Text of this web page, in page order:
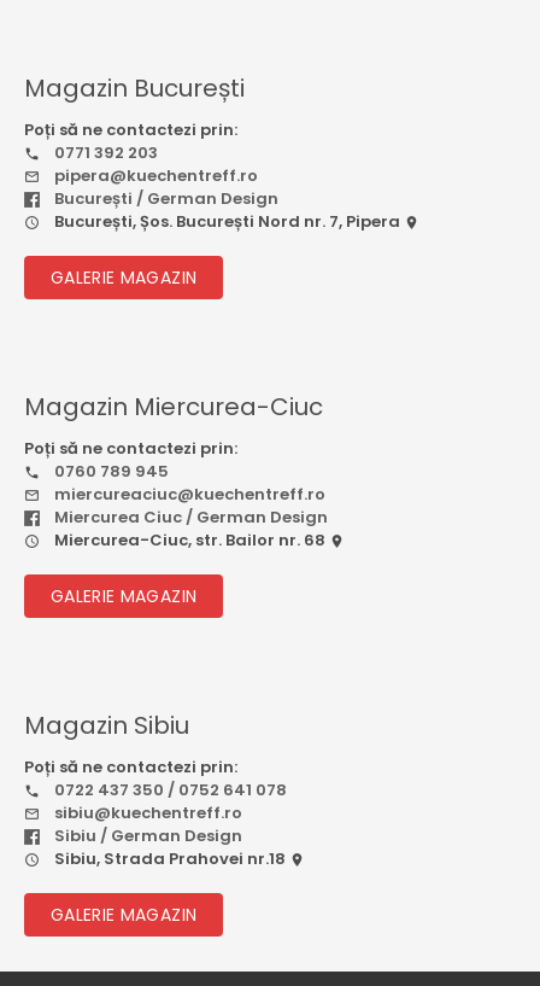
Magazin București
Poți să ne contactezi prin:
0771 392 203
pipera@kuechentreff.ro
București / German Design
București, Șos. București Nord nr. 7, Pipera
GALERIE MAGAZIN
Magazin Miercurea-Ciuc
Poți să ne contactezi prin:
0760 789 945
miercureaciuc@kuechentreff.ro
Miercurea Ciuc / German Design
Miercurea-Ciuc, str. Bailor nr. 68
GALERIE MAGAZIN
Magazin Sibiu
Poți să ne contactezi prin:
0722 437 350 / 0752 641 078
sibiu@kuechentreff.ro
Sibiu / German Design
Sibiu, Strada Prahovei nr.18
GALERIE MAGAZIN